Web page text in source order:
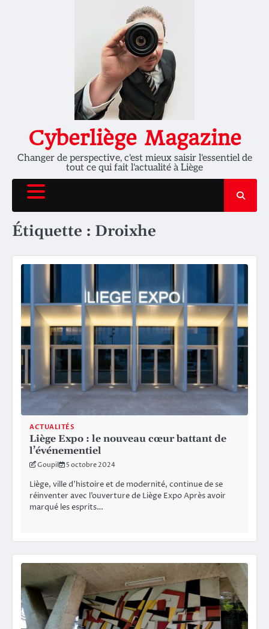
Cyberliège Magazine
Changer de perspective, c'est mieux saisir l'essentiel de
tout ce qui fait l'actualité à Liège
Étiquette : Droixhe
ACTUALITÉS
Liège Expo : le nouveau cœur battant de
l’événementiel
Goupil 5 octobre 2024
Liège, ville d’histoire et de modernité, continue de se
réinventer avec l’ouverture de Liège Expo Après avoir
marqué les esprits…